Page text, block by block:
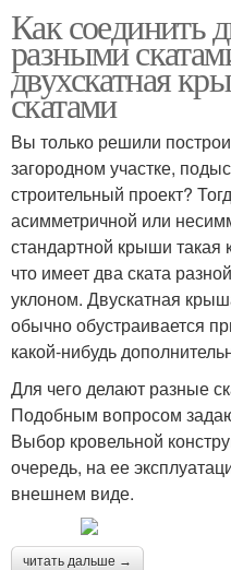
Как соединить
разными
двухскатная
скатами
Вы только решили
загородном участке,
строительный проект?
асимметричной или
стандартной крыши такая
что имеет два ската
уклоном. Двускатная
обычно обустраивается
какой-нибудь
Для чего делают разные
Подобным вопросом
Выбор кровельной
очередь, на ее
внешнем виде.
читать дальше →